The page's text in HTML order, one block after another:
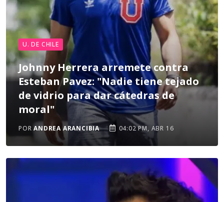
U. DE CHILE
Johnny Herrera arremete contra
Esteban Pavez: "Nadie tiene tejado
de vidrio para dar cátedras de
moral"
PORANDREA ARANCIBIA 04:02 PM, ABR 16